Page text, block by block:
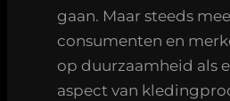
gaan. Maar steeds
consumenten en
op duurzaamheid als
aspect van